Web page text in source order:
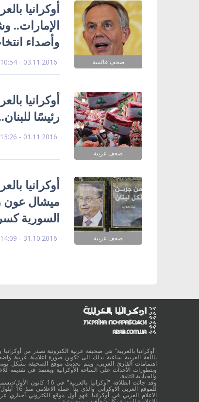
صحف عالمية
أوكرانيا
الإمارات..
وأصداء
03.11.2016 - 10:54
صحف عربية
أوكرانيا
رئيسًا
01.11.2016 - 13:26
صحف عربية
أوكرانيا
ميشال عون
السورية
31.10.2016 - 14:09
"أوكرانيا بالعربية" هي صحيفة عربية الكترونية تصدر من أوكرانيا
باللغة العربية ساعية بذلك الى تكوين صورة اعلامية عربية
اهتمامات القارئ العربي، ويتم تحديث موقع الصحيفة بشكل
وبتطورات الأحداث على الساحة الأوكرانية ويعتمد في تقديمه
والحيادية التامة.
الاعلام العربي في أوكرانيا. فهو أول موقع الكتروني أخباري